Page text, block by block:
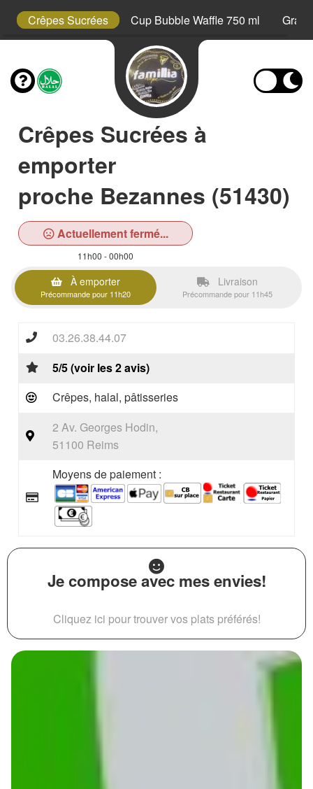
Crêpes Sucrées Cup Bubble Waffle 750 ml
Crêpes Sucrées à
emporter
proche Bezannes (51430)
Actuellement fermé...
11h00 - 00h00
À emporter
Précommande pour 11h20
Livraison
Précommande pour 11h45
03.26.38.44.07
5/5 (voir les 2 avis)
Crêpes, halal, pâtisseries
2 Av. Georges Hodin,
51100 Reims
Moyens de paiement :
Je compose avec mes envies!
Cliquez ici pour trouver vos plats préférés!